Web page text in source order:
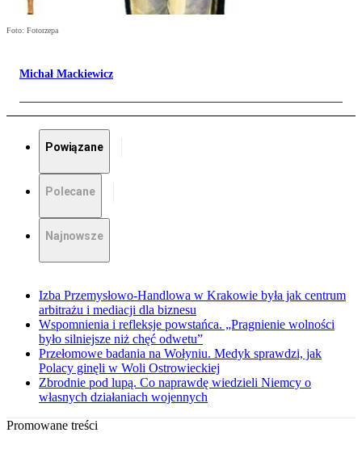
Foto: Fotorzepa
Michał Mackiewicz
Powiązane
Polecane
Najnowsze
Izba Przemysłowo-Handlowa w Krakowie była jak centrum
arbitrażu i mediacji dla biznesu
Wspomnienia i refleksje powstańca. „Pragnienie wolności
było silniejsze niż chęć odwetu”
Przełomowe badania na Wołyniu. Medyk sprawdzi, jak
Polacy ginęli w Woli Ostrowieckiej
Zbrodnie pod lupą. Co naprawdę wiedzieli Niemcy o
własnych działaniach wojennych
Promowane treści